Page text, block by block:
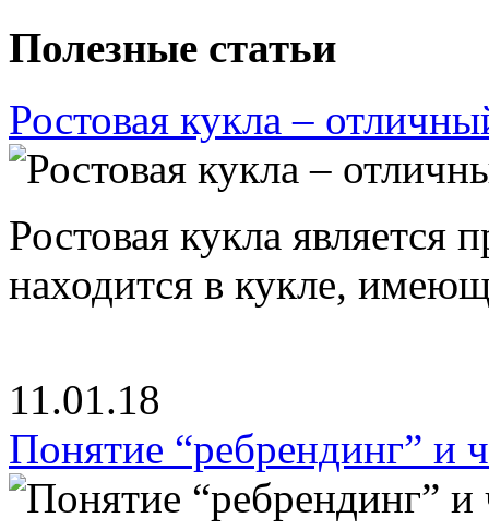
Полезные статьи
Ростовая кукла –
Ростовая кукла является
находится в кукле,
11.01.18
Понятие “ребрендинг” и